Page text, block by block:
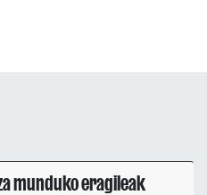
munduko eragileak